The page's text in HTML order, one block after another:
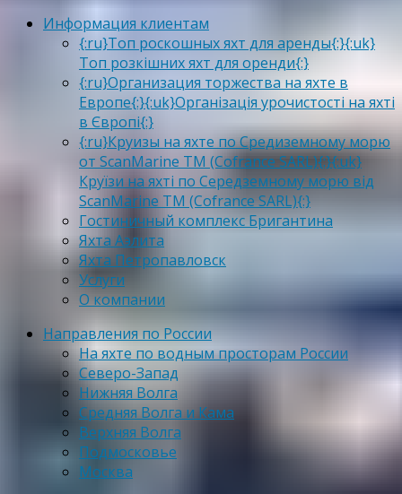
Информация клиентам
{:ru}Топ роскошных яхт для аренды{:}{:uk}
Топ розкішних яхт для оренди{:}
{:ru}Организация торжества на яхте в
Европе{:}{:uk}Організація урочистості на яхті
в Європі{:}
{:ru}Круизы на яхте по Средиземному морю
от ScanMarine TM (Cofrance SARL){:}{:uk}
Круїзи на яхті по Середземному морю від
ScanMarine TM (Cofrance SARL){:}
Гостиничный комплекс Бригантина
Яхта Аэлита
Яхта Петропавловск
Услуги
О компании
Направления по России
На яхте по водным просторам России
Северо-Запад
Нижняя Волга
Средняя Волга и Кама
Верхняя Волга
Подмосковье
Москва